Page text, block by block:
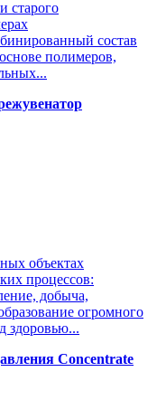
старого
состав
полимеров,
объектах
процессов:
добыча,
огромного
здоровью...
Concentrate